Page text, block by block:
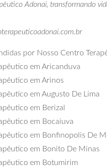
Adonai, transformando
por Nosso Centro
em Aricanduva
em Arinos
em Augusto De Lima
em Berizal
em Bocaiuva
em Bonfinopolis De
em Bonito De Minas
em Botumirim